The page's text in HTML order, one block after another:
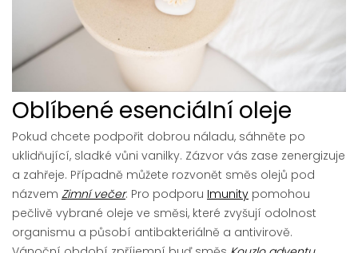
Oblíbené esenciální oleje
Pokud chcete podpořit dobrou náladu, sáhněte po
uklidňující, sladké vůni vanilky. Zázvor vás zase zenergizuje
a zahřeje. Případně můžete rozvonět směs olejů pod
názvem Zimní večer. Pro podporu Imunity pomohou
pečlivě vybrané oleje ve směsi, které zvyšují odolnost
organismu a působí antibakteriálně a antivirově.